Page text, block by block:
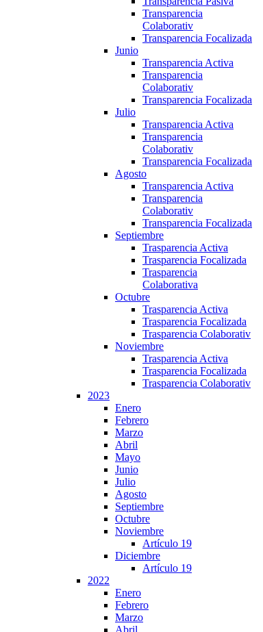
Transparencia
Colaborativ
Transparencia Focalizada
Junio
Transparencia Activa
Transparencia
Colaborativ
Transparencia Focalizada
Julio
Transparencia Activa
Transparencia
Colaborativ
Transparencia Focalizada
Agosto
Transparencia Activa
Transparencia
Colaborativ
Transparencia Focalizada
Septiembre
Trasparencia Activa
Trasparencia Focalizada
Trasparencia
Colaborativa
Octubre
Trasparencia Activa
Trasparencia Focalizada
Trasparencia Colaborativ
Noviembre
Trasparencia Activa
Trasparencia Focalizada
Trasparencia Colaborativ
2023
Enero
Febrero
Marzo
Abril
Mayo
Junio
Julio
Agosto
Septiembre
Octubre
Noviembre
Artículo 19
Diciembre
Artículo 19
2022
Enero
Febrero
Marzo
Abril